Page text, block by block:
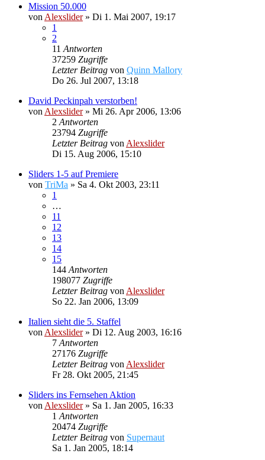
Mission 50.000
von Alexslider» Di 1. Mai 2007, 19:17
1
2
11 Antworten
37259 Zugriffe
Letzter Beitrag von Quinn Mallory
Do 26. Jul 2007, 13:18
David Peckinpah verstorben!
von Alexslider» Mi 26. Apr 2006, 13:06
2 Antworten
23794 Zugriffe
Letzter Beitrag von Alexslider
Di 15. Aug 2006, 15:10
Sliders 1-5 auf Premiere
von TriMa » Sa 4. Okt 2003, 23:11
1
…
11
12
13
14
15
144 Antworten
198077 Zugriffe
Letzter Beitrag von Alexslider
So 22. Jan 2006, 13:09
Italien sieht die 5. Staffel
von Alexslider» Di 12. Aug 2003, 16:16
7 Antworten
27176 Zugriffe
Letzter Beitrag von Alexslider
Fr 28. Okt 2005, 21:45
Sliders ins Fernsehen Aktion
von Alexslider» Sa 1. Jan 2005, 16:33
1 Antworten
20474 Zugriffe
Letzter Beitrag von Supernaut
Sa 1. Jan 2005, 18:14